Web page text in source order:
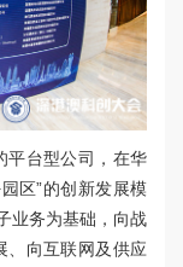
平台型公司，在华
区”的创新发展模
业务为基础，向战
、向互联网及供应